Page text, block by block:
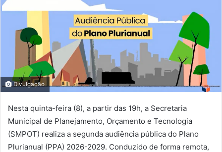
Divulgação
Nesta quinta-feira (8), a partir das 19h, a Secretaria
Municipal de Planejamento, Orçamento e Tecnologia
(SMPOT) realiza a segunda audiência pública do Plano
Plurianual (PPA) 2026-2029. Conduzido de forma remota,